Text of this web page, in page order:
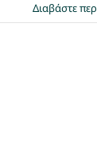
Διαβάστε